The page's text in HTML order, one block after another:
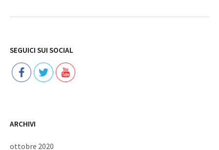
SEGUICI SUI SOCIAL
ARCHIVI
ottobre 2020